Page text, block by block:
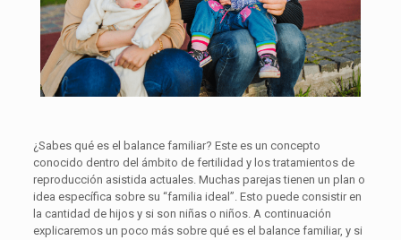
¿Sabes qué es el balance familiar? Este es un concepto
conocido dentro del ámbito de fertilidad y los tratamientos de
reproducción asistida actuales. Muchas parejas tienen un plan o
idea específica sobre su “familia ideal”. Esto puede consistir en
la cantidad de hijos y si son niñas o niños. A continuación
explicaremos un poco más sobre qué es el balance familiar, y si